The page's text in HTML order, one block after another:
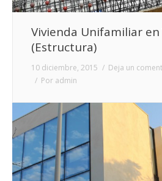
Vivienda Unifamiliar en
(Estructura)
10 diciembre, 2015 Deja un
Por admin